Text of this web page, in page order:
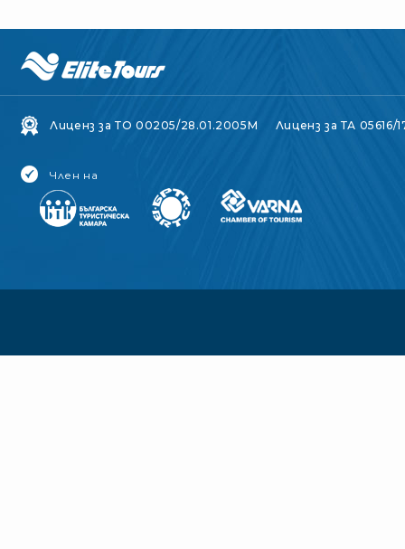
Лиценз за ТО 00205/28.01.2005M Лиценз за ТА 05616/
Член на